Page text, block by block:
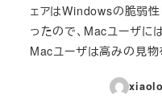
ェアはWindowsの脆弱
ったので、Macユーザ
Macユーザは高みの見物